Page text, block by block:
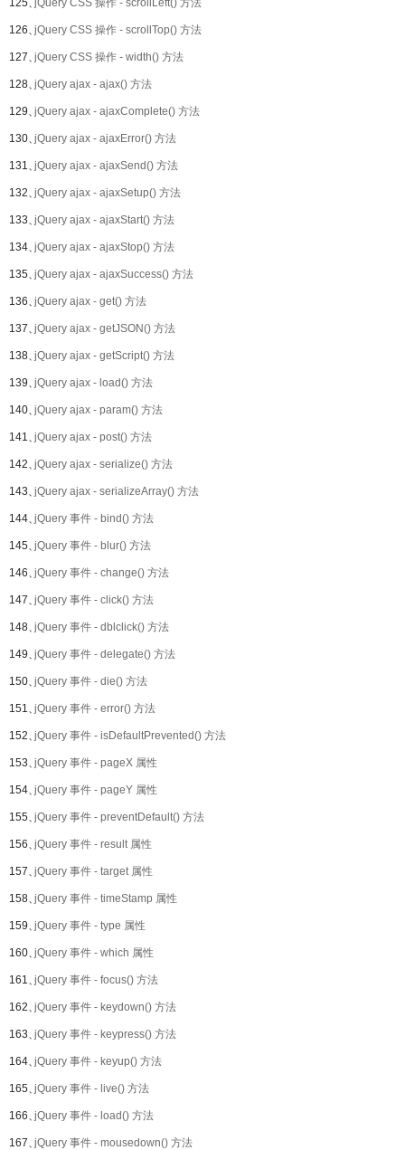
125、jQuery CSS 操作 - scrollLeft() 方法
126、jQuery CSS 操作 - scrollTop() 方法
127、jQuery CSS 操作 - width() 方法
128、jQuery ajax - ajax() 方法
129、jQuery ajax - ajaxComplete() 方法
130、jQuery ajax - ajaxError() 方法
131、jQuery ajax - ajaxSend() 方法
132、jQuery ajax - ajaxSetup() 方法
133、jQuery ajax - ajaxStart() 方法
134、jQuery ajax - ajaxStop() 方法
135、jQuery ajax - ajaxSuccess() 方法
136、jQuery ajax - get() 方法
137、jQuery ajax - getJSON() 方法
138、jQuery ajax - getScript() 方法
139、jQuery ajax - load() 方法
140、jQuery ajax - param() 方法
141、jQuery ajax - post() 方法
142、jQuery ajax - serialize() 方法
143、jQuery ajax - serializeArray() 方法
144、jQuery 事件 - bind() 方法
145、jQuery 事件 - blur() 方法
146、jQuery 事件 - change() 方法
147、jQuery 事件 - click() 方法
148、jQuery 事件 - dblclick() 方法
149、jQuery 事件 - delegate() 方法
150、jQuery 事件 - die() 方法
151、jQuery 事件 - error() 方法
152、jQuery 事件 - isDefaultPrevented() 方法
153、jQuery 事件 - pageX 属性
154、jQuery 事件 - pageY 属性
155、jQuery 事件 - preventDefault() 方法
156、jQuery 事件 - result 属性
157、jQuery 事件 - target 属性
158、jQuery 事件 - timeStamp 属性
159、jQuery 事件 - type 属性
160、jQuery 事件 - which 属性
161、jQuery 事件 - focus() 方法
162、jQuery 事件 - keydown() 方法
163、jQuery 事件 - keypress() 方法
164、jQuery 事件 - keyup() 方法
165、jQuery 事件 - live() 方法
166、jQuery 事件 - load() 方法
167、jQuery 事件 - mousedown() 方法